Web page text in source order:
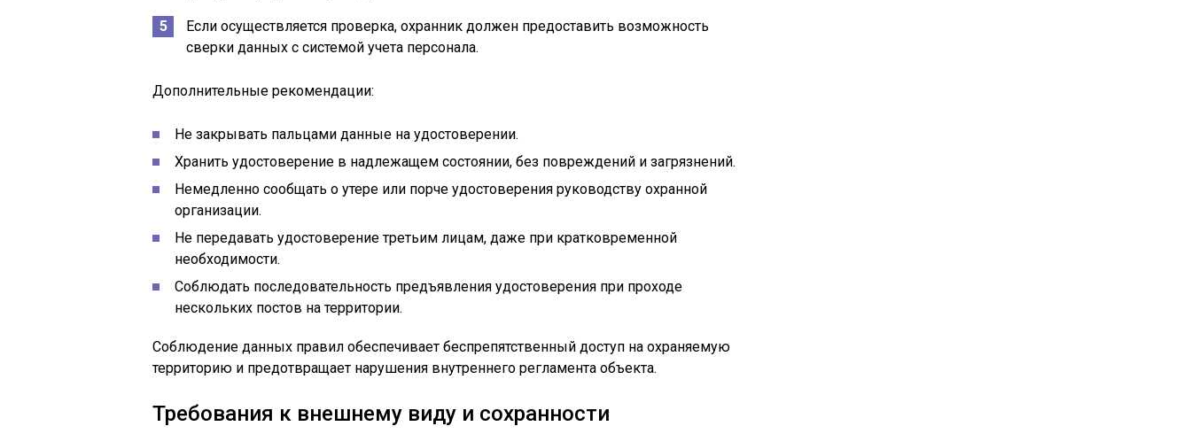
Если осуществляется проверка, охранник должен предоставить возможность
сверки данных с системой учета персонала.
Дополнительные рекомендации:
Не закрывать пальцами данные на удостоверении.
Хранить удостоверение в надлежащем состоянии, без повреждений и загрязнений.
Немедленно сообщать о утере или порче удостоверения руководству охранной
организации.
Не передавать удостоверение третьим лицам, даже при кратковременной
необходимости.
Соблюдать последовательность предъявления удостоверения при проходе
нескольких постов на территории.
Соблюдение данных правил обеспечивает беспрепятственный доступ на охраняемую
территорию и предотвращает нарушения внутреннего регламента объекта.
Требования к внешнему виду и сохранности